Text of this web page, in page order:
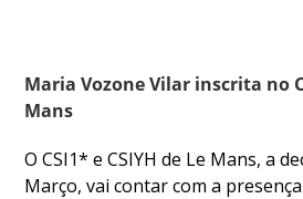
Maria Vozone Vilar inscrita no
Mans
O CSI1* e CSIYH de Le Mans, a
Março, vai contar com a